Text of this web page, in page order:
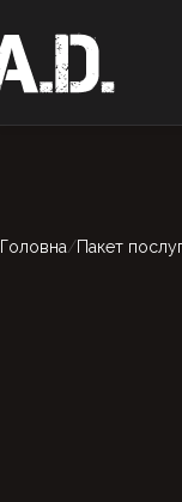
Головна Пакет